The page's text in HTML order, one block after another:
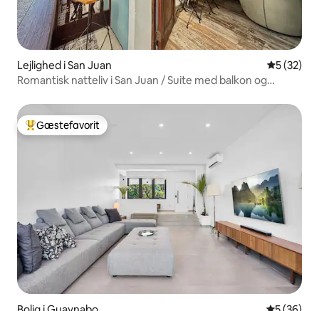
Lejlighed i San Juan 5 ud af 5 i
5 (32)
Romantisk natteliv i San Juan / Suite med balkon og
Bedste gæstefavorit
Gæstefavorit